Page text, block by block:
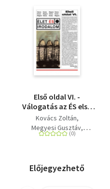
Első oldal VI. -
Válogatás az ÉS első
oldalas
publicisztikáiból
Kovács Zoltán
Megyesi Gusztáv
Váncsa István
Előjegyezhető